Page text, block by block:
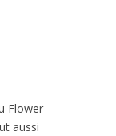
Flower
aussi